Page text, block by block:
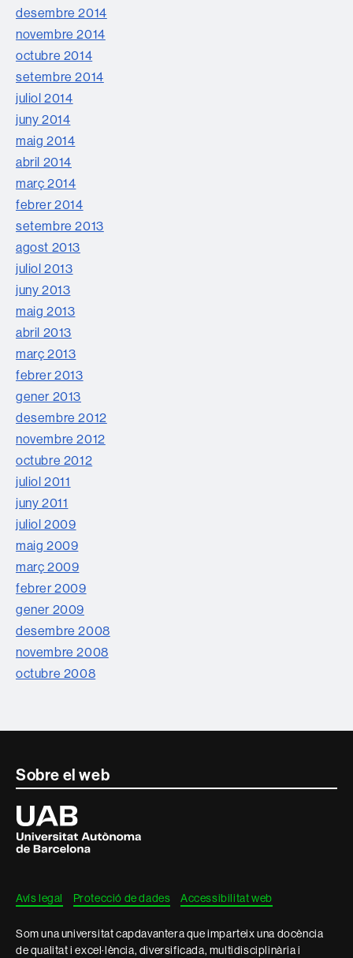
desembre 2014
novembre 2014
octubre 2014
setembre 2014
juliol 2014
juny 2014
maig 2014
abril 2014
març 2014
febrer 2014
setembre 2013
agost 2013
juliol 2013
juny 2013
maig 2013
abril 2013
març 2013
febrer 2013
gener 2013
desembre 2012
novembre 2012
octubre 2012
juliol 2011
juny 2011
juliol 2009
maig 2009
març 2009
febrer 2009
gener 2009
desembre 2008
novembre 2008
octubre 2008
Contacte
informació
legal
Sobre el web
Universitat
Autònoma
de
Barcelona
Avís legal Protecció de dades Accessibilitat web
Som una universitat capdavantera que imparteix una docència
de qualitat i excel·lència, diversificada, multidisciplinària i